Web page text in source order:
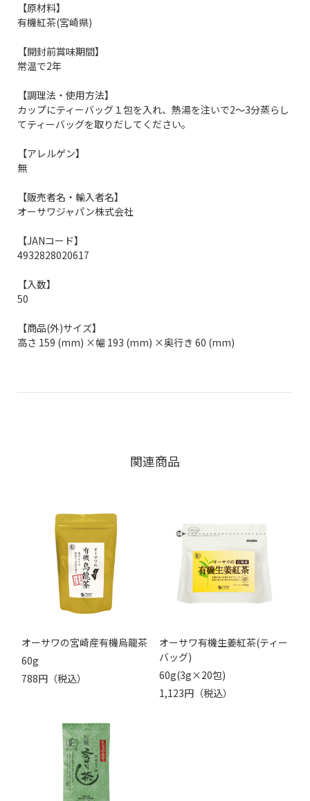
【原材料】
有機紅茶(宮崎県)
【開封前賞味期間】
常温で2年
【調理法・使用方法】
カップにティーバッグ１包を入れ、熱湯を注いで2～3分蒸らし
てティーバッグを取りだしてください。
【アレルゲン】
無
【販売者名・輸入者名】
オーサワジャパン株式会社
【JANコード】
4932828020617
【入数】
50
【商品(外)サイズ】
高さ 159 (mm) ×幅 193 (mm) ×奥行き 60 (mm)
関連商品
オーサワの宮崎産有機烏龍茶
60g
788円（税込）
オーサワ有機生姜紅茶(ティー
バッグ)
60g(3g×20包)
1,123円（税込）